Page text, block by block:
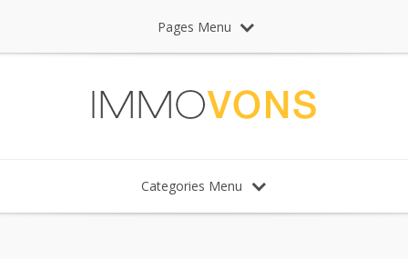
Pages Menu
Categories Menu